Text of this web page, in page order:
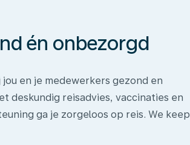
én onbezorgd
en je medewerkers gezond en
deskundig reisadvies, vaccinaties en
ga je zorgeloos op reis. We keep